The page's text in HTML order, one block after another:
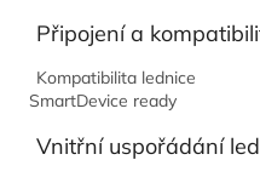
Připojení a
Kompatibilita lednice
SmartDevice ready
Vnitřní uspořádání